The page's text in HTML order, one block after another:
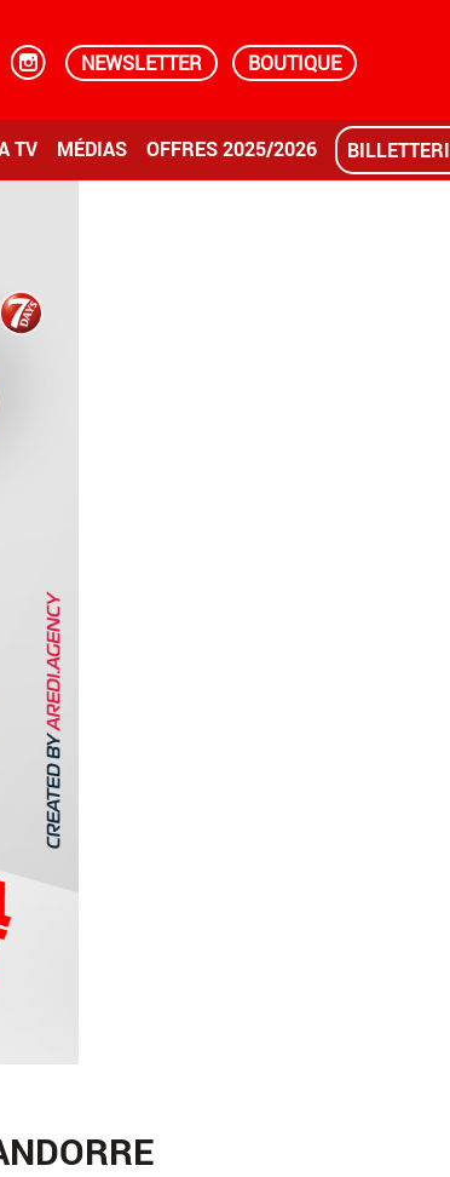
NEWSLETTER BOUTIQUE
TV MÉDIAS OFFRES 2025/2026